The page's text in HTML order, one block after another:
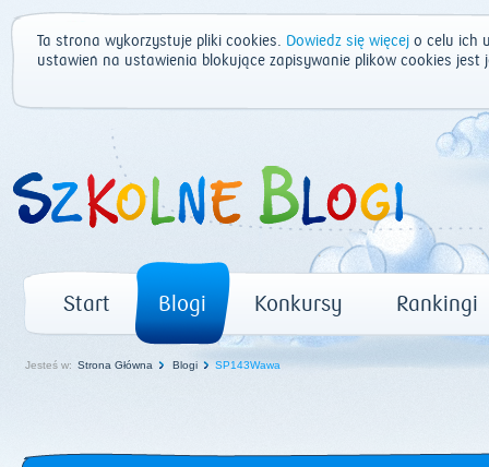
Ta strona wykorzystuje pliki cookies. Dowiedz się więcej o celu ich
ustawień na ustawienia blokujące zapisywanie plików cookies
Start Blogi Konkursy Rankingi
Jesteś w: Strona Główna Blogi SP143Wawa